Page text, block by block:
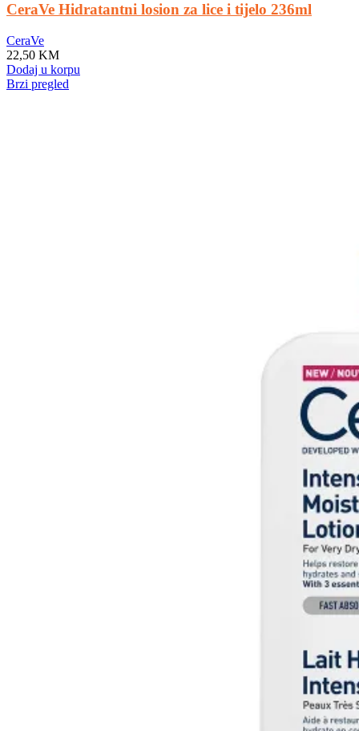
CeraVe Hidratantni losion za lice i tijelo 236ml
CeraVe
22,50 KM
Dodaj u korpu
Brzi pregled